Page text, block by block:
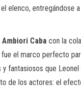
elenco, entregándose
Ambiori Caba con la
fue el marco perfecto
fantasiosos que
de los actores: el